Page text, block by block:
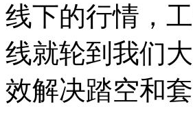
线下的行情，
线就轮到我们
效解决踏空和